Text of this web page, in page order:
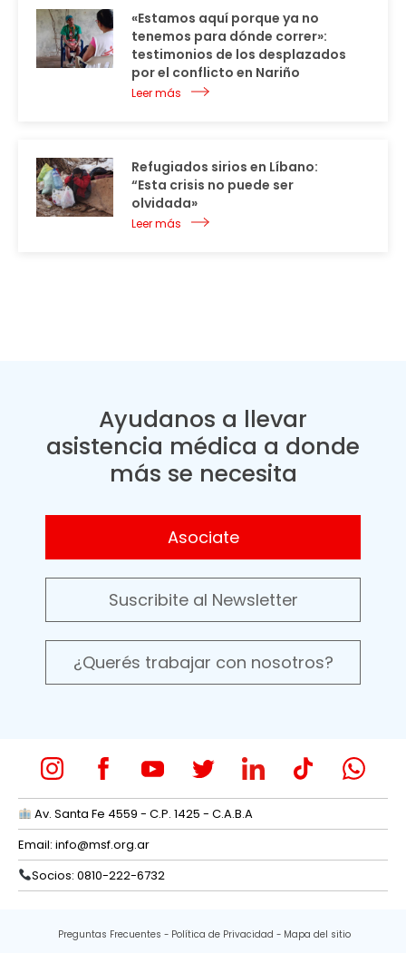
«Estamos aquí porque ya no
tenemos para dónde correr»:
testimonios de los desplazados
por el conflicto en Nariño
Leer más
Refugiados sirios en Líbano:
“Esta crisis no puede ser
olvidada»
Leer más
Ayudanos a llevar
asistencia médica a donde
más se necesita
Asociate
Suscribite al Newsletter
¿Querés trabajar con nosotros?
Av. Santa Fe 4559 - C.P. 1425 - C.A.B.A
Email: info@msf.org.ar
Socios: 0810-222-6732
Preguntas Frecuentes Política de Privacidad Mapa del sitio